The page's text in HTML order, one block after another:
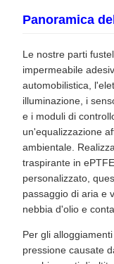
Panoramica
Le nostre parti
impermeabile
automobilistica,
illuminazione, i
e i moduli di
un'equalizzazione
ambientale.
traspirante in
personalizzato,
passaggio di aria e
nebbia d'olio e
Per gli
pressione causate